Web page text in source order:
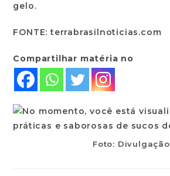
gelo.
FONTE: terrabrasilnoticias.com
Compartilhar matéria no
Foto: Divulgação